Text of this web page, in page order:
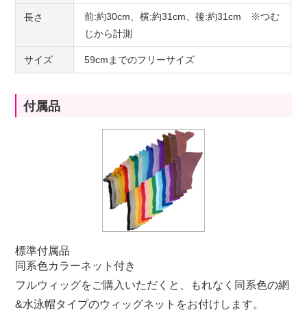
長さ
前:約30cm、横:約31cm、後:約31cm ※つむ
じから計測
サイズ 59cmまでのフリーサイズ
付属品
標準付属品
同系色カラーネット付き
フルウィッグをご購入いただくと、もれなく同系色の網
&水泳帽タイプのウィッグネットをお付けします。